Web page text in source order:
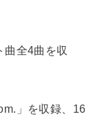
曲全4曲を収
」を収録、16